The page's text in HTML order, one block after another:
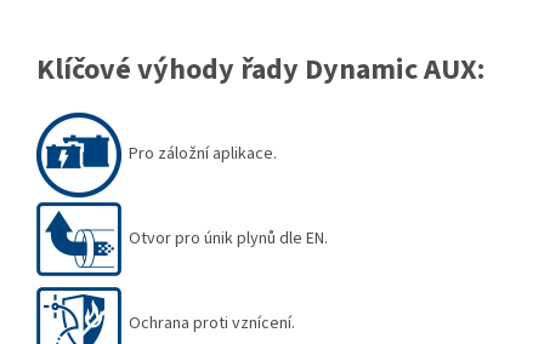
Klíčové výhody řady Dynamic AUX:
Pro záložní aplikace.
Otvor pro únik plynů dle EN.
Ochrana proti vznícení.